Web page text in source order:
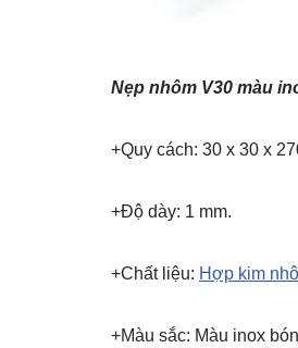
Nẹp nhôm V30 màu
+Quy cách: 30 x 30 x
+Độ dày: 1 mm.
+Chất liệu: Hợp kim
+Màu sắc: Màu inox